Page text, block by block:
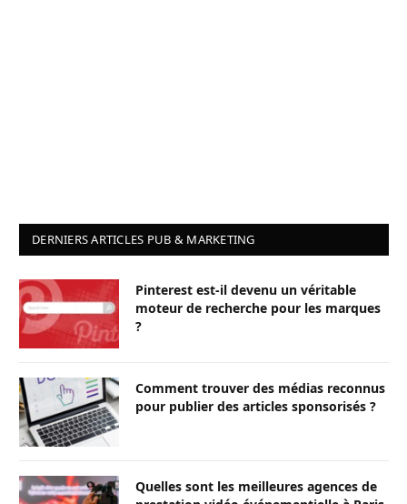
DERNIERS ARTICLES PUB & MARKETING
Pinterest est-il devenu un véritable
moteur de recherche pour les marques
?
Comment trouver des médias reconnus
pour publier des articles sponsorisés ?
Quelles sont les meilleures agences de